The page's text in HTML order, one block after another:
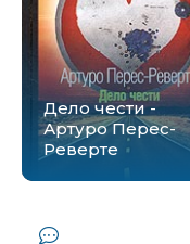
Дело чести -
Артуро Перес-
Реверте